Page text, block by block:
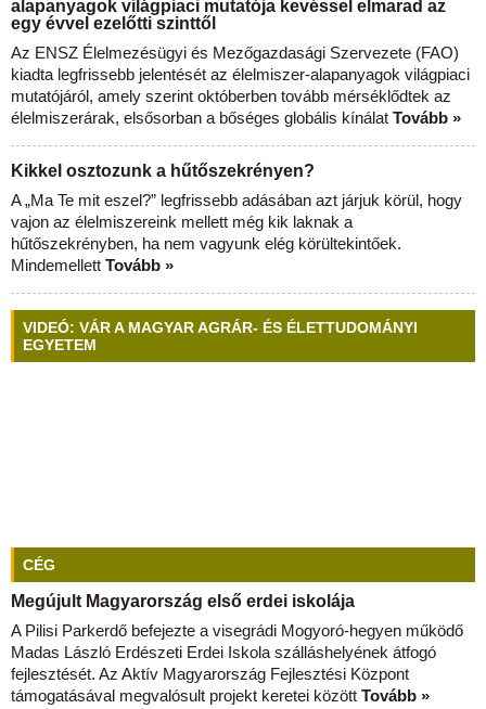
alapanyagok világpiaci mutatója kevéssel elmarad az
egy évvel ezelőtti szinttől
Az ENSZ Élelmezésügyi és Mezőgazdasági Szervezete (FAO)
kiadta legfrissebb jelentését az élelmiszer-alapanyagok világpiaci
mutatójáról, amely szerint októberben tovább mérséklődtek az
élelmiszerárak, elsősorban a bőséges globális kínálat Tovább »
Kikkel osztozunk a hűtőszekrényen?
A „Ma Te mit eszel?” legfrissebb adásában azt járjuk körül, hogy
vajon az élelmiszereink mellett még kik laknak a
hűtőszekrényben, ha nem vagyunk elég körültekintőek.
Mindemellett Tovább »
VIDEÓ: VÁR A MAGYAR AGRÁR- ÉS ÉLETTUDOMÁNYI
EGYETEM
CÉG
Megújult Magyarország első erdei iskolája
A Pilisi Parkerdő befejezte a visegrádi Mogyoró-hegyen működő
Madas László Erdészeti Erdei Iskola szálláshelyének átfogó
fejlesztését. Az Aktív Magyarország Fejlesztési Központ
támogatásával megvalósult projekt keretei között Tovább »